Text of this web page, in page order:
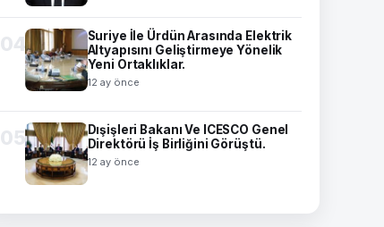
04
Suriye İle Ürdün Arasında Elektrik
Altyapısını Geliştirmeye Yönelik
Yeni Ortaklıklar.
12 ay önce
05
Dışişleri Bakanı Ve ICESCO Genel
Direktörü İş Birliğini Görüştü.
12 ay önce